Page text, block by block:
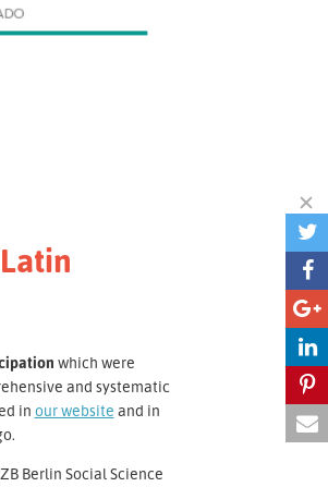
which were
and systematic
in our website and in
Berlin Social Science